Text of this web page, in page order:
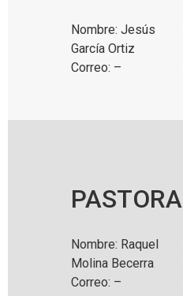
Nombre: Jesús
García Ortiz
Correo: –
PASTORA
Nombre: Raquel
Molina Becerra
Correo: –